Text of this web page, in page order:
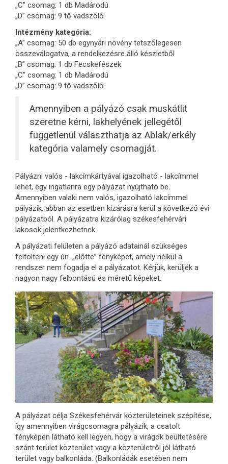
„C” csomag: 1 db Madárodú
„D” csomag: 9 tő vadszőlő
Intézmény kategória:
„A” csomag: 50 db egynyári növény tetszőlegesen
összeválogatva, a rendelkezésre álló készletből
„B” csomag: 1 db Fecskefészek
„C” csomag: 1 db Madárodú
„D” csomag: 9 tő vadszőlő
Amennyiben a pályázó csak muskátlit
szeretne kérni, lakhelyének jellegétől
függetlenül választhatja az Ablak/erkély
kategória valamely csomagját.
Pályázni valós - lakcímkártyával igazolható - lakcímmel
lehet, egy ingatlanra egy pályázat nyújtható be.
Amennyiben valaki nem valós, igazolható lakcímmel
pályázik, abban az esetben kizárásra kerül a következő évi
pályázatból. A pályázatra kizárólag székesfehérvári
lakosok jelentkezhetnek.
A pályázati felületen a pályázó adatainál szükséges
feltölteni egy ún. „előtte” fényképet, amely nélkül a
rendszer nem fogadja el a pályázatot. Kérjük, kerüljék a
nagyon nagy felbontású és méretű képeket.
A pályázat célja Székesfehérvár közterületeinek szépítése,
így amennyiben virágcsomagra pályázik, a csatolt
fényképen látható kell legyen, hogy a virágok beültetésére
szánt terület közterület vagy a közterületről jól látható
terület vagy balkonláda. (Balkonládák esetében nem